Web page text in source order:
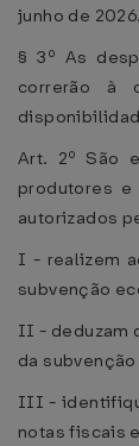
junho de 2026.
§ 3º As
correrão à
Art. 2º São
produtores
autorizados
I - realizem
subvenção
II - deduzam
da
III -
notas fiscais